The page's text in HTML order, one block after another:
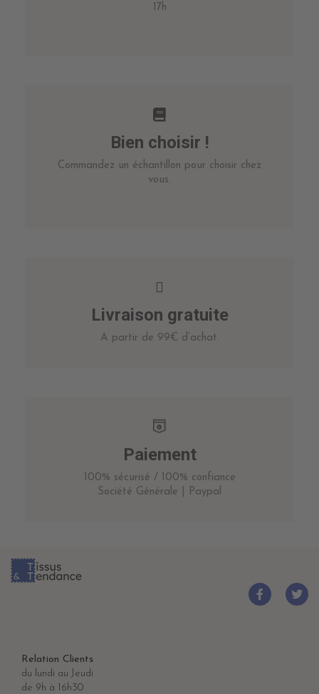
17h
Bien choisir !
Commandez un échantillon pour choisir chez
vous.
Livraison gratuite
A partir de 99€ d’achat.
Paiement
100% sécurisé / 100% confiance
Société Générale | Paypal
Relation Clients
du lundi au Jeudi
de 9h à 16h30